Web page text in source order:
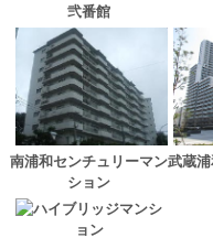
弐番館
南浦和センチュリーマン
ション
武蔵